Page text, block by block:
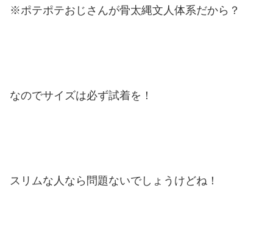
※ポテポテおじさんが骨太縄文人体系だから？
なのでサイズは必ず試着を！
スリムな人なら問題ないでしょうけどね！